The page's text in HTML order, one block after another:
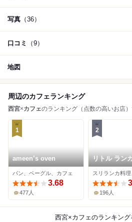
写真 （36）
口コミ （9）
地図
周辺のカフェランキング
西宮×カフェのランキング（点数の高いお店）
1
ameen’s oven
パン、ベーグル、カフェ
3.68
477人
2
リトル ラン
196人
西宮×カフェのランキン